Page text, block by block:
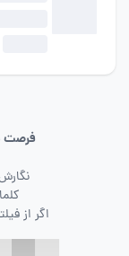
فرصت
اگر از